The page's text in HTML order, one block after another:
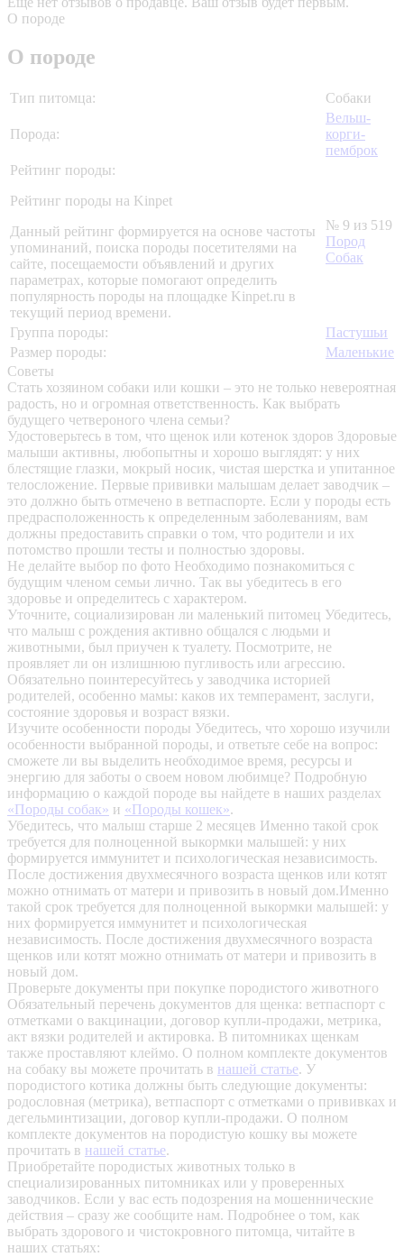
О породе
О породе
Тип питомца: Собаки
Порода:
Вельш-
корги-
пемброк
Рейтинг породы:
Рейтинг породы на Kinpet
Данный рейтинг формируется на основе частоты
упоминаний, поиска породы посетителями на
сайте, посещаемости объявлений и других
параметрах, которые помогают определить
популярность породы на площадке Kinpet.ru в
текущий период времени.
№ 9 из 519
Пород
Собак
Группа породы:
Пастушьи
Размер породы:
Маленькие
Советы
Стать хозяином собаки или кошки – это не только невероятная
радость, но и огромная ответственность. Как выбрать
будущего четвероного члена семьи?
Удостоверьтесь в том, что щенок или котенок здоров Здоровые
малыши активны, любопытны и хорошо выглядят: у них
блестящие глазки, мокрый носик, чистая шерстка и упитанное
телосложение. Первые прививки малышам делает заводчик –
это должно быть отмечено в ветпаспорте. Если у породы есть
предрасположенность к определенным заболеваниям, вам
должны предоставить справки о том, что родители и их
потомство прошли тесты и полностью здоровы.
Не делайте выбор по фото Необходимо познакомиться с
будущим членом семьи лично. Так вы убедитесь в его
здоровье и определитесь с характером.
Уточните, социализирован ли маленький питомец Убедитесь,
что малыш с рождения активно общался с людьми и
животными, был приучен к туалету. Посмотрите, не
проявляет ли он излишнюю пугливость или агрессию.
Обязательно поинтересуйтесь у заводчика историей
родителей, особенно мамы: каков их темперамент, заслуги,
состояние здоровья и возраст вязки.
Изучите особенности породы Убедитесь, что хорошо изучили
особенности выбранной породы, и ответьте себе на вопрос:
сможете ли вы выделить необходимое время, ресурсы и
энергию для заботы о своем новом любимце? Подробную
информацию о каждой породе вы найдете в наших разделах
«Породы собак» и «Породы кошек».
Убедитесь, что малыш старше 2 месяцев Именно такой срок
требуется для полноценной выкормки малышей: у них
формируется иммунитет и психологическая независимость.
После достижения двухмесячного возраста щенков или котят
можно отнимать от матери и привозить в новый дом.Именно
такой срок требуется для полноценной выкормки малышей: у
них формируется иммунитет и психологическая
независимость. После достижения двухмесячного возраста
щенков или котят можно отнимать от матери и привозить в
новый дом.
Проверьте документы при покупке породистого животного
Обязательный перечень документов для щенка: ветпаспорт с
отметками о вакцинации, договор купли-продажи, метрика,
акт вязки родителей и актировка. В питомниках щенкам
также проставляют клеймо. О полном комплекте документов
на собаку вы можете прочитать в нашей статье. У
породистого котика должны быть следующие документы:
родословная (метрика), ветпаспорт с отметками о прививках и
дегельминтизации, договор купли-продажи. О полном
комплекте документов на породистую кошку вы можете
прочитать в нашей статье.
Приобретайте породистых животных только в
специализированных питомниках или у проверенных
заводчиков. Если у вас есть подозрения на мошеннические
действия – сразу же сообщите нам. Подробнее о том, как
выбрать здорового и чистокровного питомца, читайте в
наших статьях: